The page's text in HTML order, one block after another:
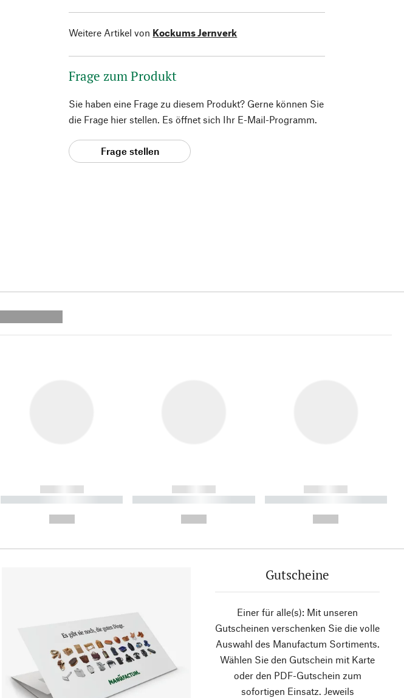
Weitere Artikel von Kockums Jernverk
Frage zum Produkt
Sie haben eine Frage zu diesem Produkt? Gerne können Sie
die Frage hier stellen. Es öffnet sich Ihr E-Mail-Programm.
Frage stellen
------------
----------- ----------- ----------
------------
----------- ----------- ----------
------------
----------- ----------- ----------
Gutscheine
Einer für alle(s): Mit unseren
Gutscheinen verschenken Sie die volle
Auswahl des Manufactum Sortiments.
Wählen Sie den Gutschein mit Karte
oder den PDF-Gutschein zum
sofortigen Einsatz. Jeweils